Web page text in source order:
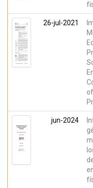
26-jul-2021
of
jun-2024